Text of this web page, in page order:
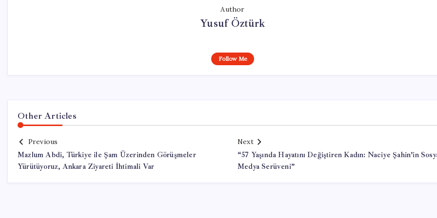
Author
Yusuf Öztürk
Follow Me
Other Articles
Previous
Mazlum Abdi, Türkiye ile Şam Üzerinden Görüşmeler
Yürütüyoruz, Ankara Ziyareti İhtimali Var
Next
“57 Yaşında Hayatını Değiştiren Kadın: Naciye Şahin’in
Medya Serüveni”